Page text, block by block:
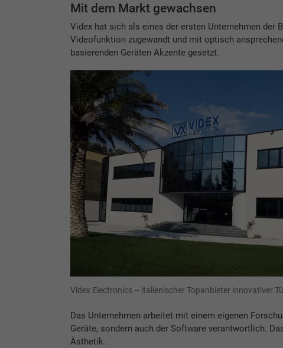
Mit dem Markt gewachsen
Videx hat sich als eines der ersten Unternehmen der
Videofunktion zugewandt und mit optisch
basierenden Geräten Akzente gesetzt.
Videx Electronics – italienischer Topanbieter innovativer
Das Unternehmen arbeitet mit einem eigenen
Geräte, sondern auch der Software verantwortlich.
Ästhetik.